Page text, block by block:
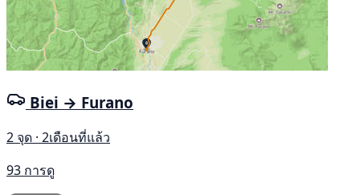
Biei → Furano
2 จุด · 2เดือนที่แล้ว
93 การดู